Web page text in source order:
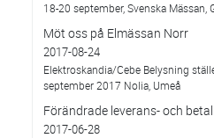
18-20 september, Svenska Mässan,
Möt oss på Elmässan Norr
2017-08-24
Elektroskandia/Cebe Belysning
september 2017 Nolia, Umeå
Förändrade leverans- och
2017-06-28